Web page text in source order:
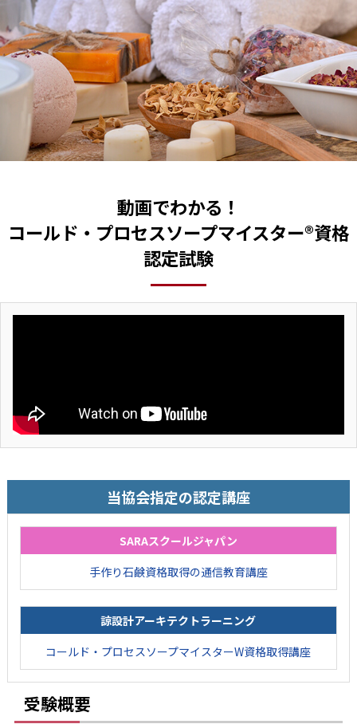
動画でわかる！
コールド・プロセスソープマイスター®資格
認定試験
当協会指定の認定講座
SARAスクールジャパン
手作り石鹸資格取得の通信教育講座
諒設計アーキテクトラーニング
コールド・プロセスソープマイスターW資格取得講座
受験概要